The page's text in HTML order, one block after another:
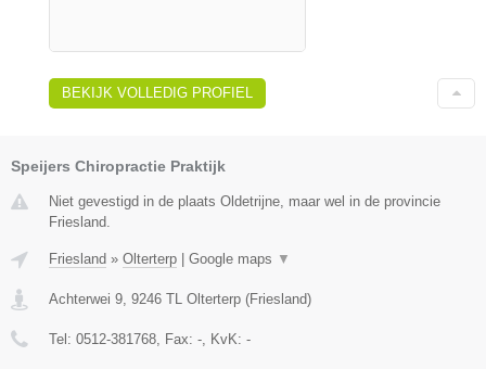
BEKIJK VOLLEDIG PROFIEL
Speijers Chiropractie Praktijk
Niet gevestigd in de plaats Oldetrijne, maar wel in de provincie
Friesland.
Friesland » Olterterp Google maps ▼
Achterwei 9 9246 TL Olterterp (Friesland)
Tel: 0512-381768 , Fax: - , KvK: -